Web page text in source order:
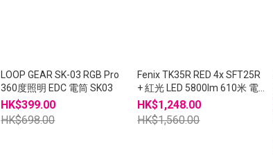
LOOP GEAR SK-03 RGB Pro
360度照明 EDC 電筒 SK03
HK$399.00
HK$698.00
Fenix TK35R RED 4x SFT25R
+ 紅光 LED 5800lm 610米 電
筒
HK$1,248.00
HK$1,560.00